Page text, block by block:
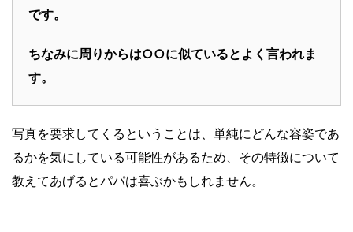
です。
ちなみに周りからは○○に似ているとよく言われま
す。
写真を要求してくるということは、単純にどんな容姿であ
るかを気にしている可能性があるため、その特徴について
教えてあげるとパパは喜ぶかもしれません。